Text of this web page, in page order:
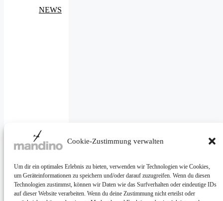
Cookie-Zustimmung verwalten
Um dir ein optimales Erlebnis zu bieten, verwenden wir Technologien wie Cookies,
um Geräteinformationen zu speichern und/oder darauf zuzugreifen. Wenn du diesen
Technologien zustimmst, können wir Daten wie das Surfverhalten oder eindeutige IDs
auf dieser Website verarbeiten. Wenn du deine Zustimmung nicht erteilst oder
NEWS
Facebook
Mail
Instagram